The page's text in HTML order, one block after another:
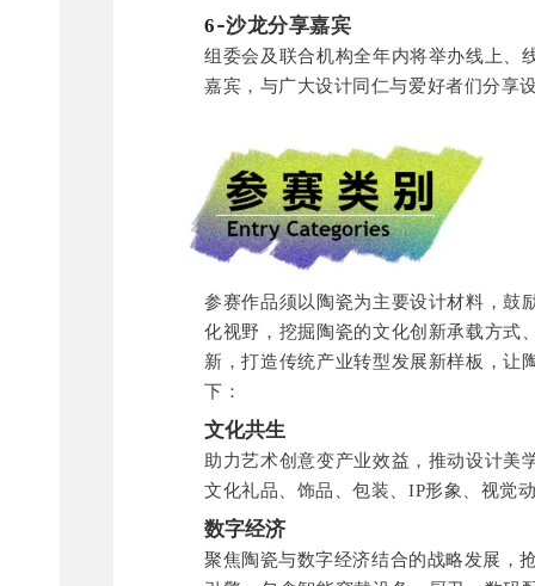
6-沙龙分享嘉宾
组委会及联合机构全年内将举办线上、
嘉宾，与广大设计同仁与爱好者们分享
参赛作品须以陶瓷为主要设计材料，鼓
化视野，挖掘陶瓷的文化创新承载方式
新，打造传统产业转型发展新样板，让
下：
文化共生
助力艺术创意变产业效益，推动设计美
文化礼品、饰品、包装、IP形象、视觉
数字经济
聚焦陶瓷与数字经济结合的战略发展，